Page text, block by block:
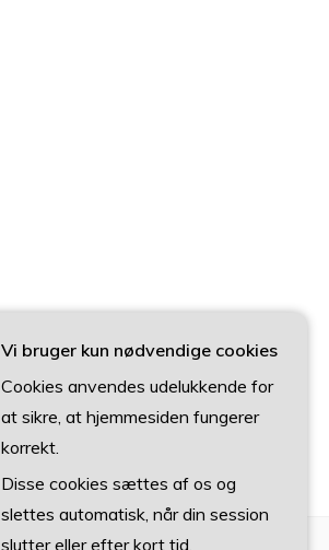
Vi bruger kun nødvendige cookies
Cookies anvendes udelukkende for
at sikre, at hjemmesiden fungerer
korrekt.
Disse cookies sættes af os og
slettes automatisk, når din session
slutter eller efter kort tid.